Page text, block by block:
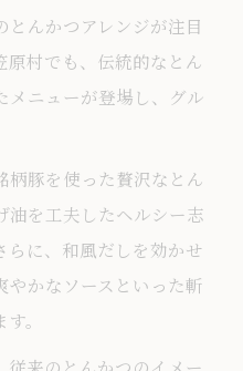
法に挑戦しよう
るとんかつアレンジ
き出す新しい調理法
つアレンジアイディ
かつアレンジのコツ
なるアレンジレシピ
んかつアレンジが注目
原村でも、伝統的なとん
メニューが登場し、グル
柄豚を使った贅沢なとん
油を工夫したヘルシー志
らに、和風だしを効かせ
やかなソースといった斬
。